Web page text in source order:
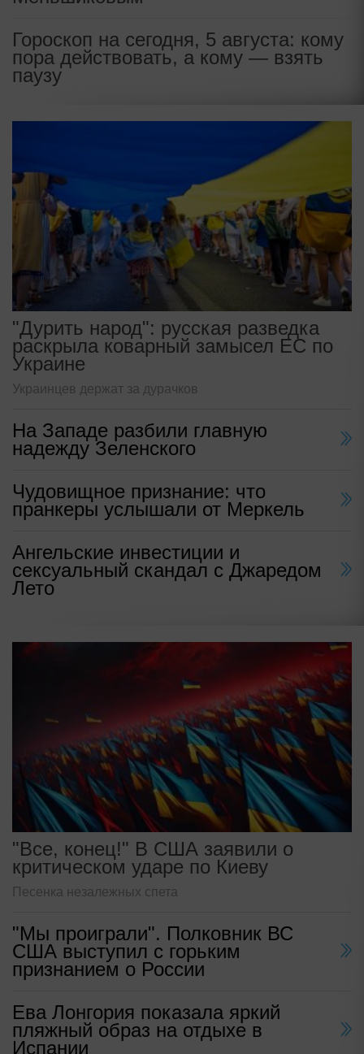
Гороскоп на сегодня, 5 августа: кому
пора действовать, а кому — взять
паузу
"Дурить народ": русская разведка
раскрыла коварный замысел ЕС по
Украине
Украинцев держат за дурачков
На Западе разбили главную
надежду Зеленского
Чудовищное признание: что
пранкеры услышали от Меркель
Ангельские инвестиции и
сексуальный скандал с Джаредом
Лето
"Все, конец!" В США заявили о
критическом ударе по Киеву
Песенка незалежных спета
"Мы проиграли". Полковник ВС
США выступил с горьким
признанием о России
Ева Лонгория показала яркий
пляжный образ на отдыхе в
Испании